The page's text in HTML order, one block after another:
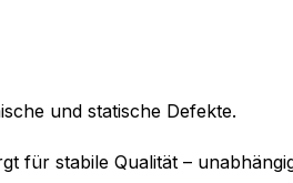
und statische Defekte.
für stabile Qualität –